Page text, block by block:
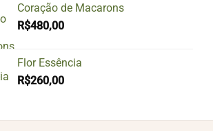
Coração de Macarons
R$480,00
Flor Essência
R$260,00